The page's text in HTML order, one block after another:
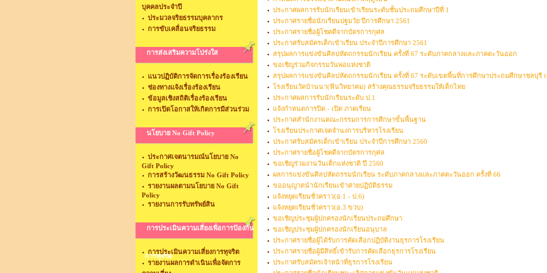
บุคคลประจำปี
ประมวลจริยธรรมบุคลากร
การขับเคลื่อนจริยธรรม
การส่งเสริมความโปร่งใส
แนวปฏิบัติการจัดการเรื่องร้องเรียน
ช่องทางแจ้งเรื่องร้องเรียน
ข้อมูลเชิงสถิติเรื่องร้องเรียน
การเปิดโอกาสให้เกิดการมีส่วนร่วม
นโยบาย No Gift Policy
ประกาศเจตนารมณ์นโยบาย No
Gift Policy
การสร้างวัฒนธรรม No Gift Policy
รายงานผลตามนโยบาย No Gift
Policy
รายงานการรับทรัพย์สิน
การประเมินความเสี่ยงเพื่อการป้องกัน
การทุจริต
การประเมินความเสี่ยงการทุจริต
รายงานผลการดำเนินเพื่อจัดการ
ประกาศผลการรับนักเรียนเข้าเรียนระดับชั้นประถมศึกษาปีที่ 1
ประกาศรายชื่อนักเรียนปฐมวัย ปีการศึกษา 2561
ประกาศรายชื่อผู้โชคดีจากบัตรการกุศล
ประกาศรับสมัครเด็กเข้าเรียน ประจำปีการศึกษา 2561
สรุปผลการแข่งขันศิลปหัตถกรรมนักเรียน ครั้งที่ 67 ระดับภาคกลางและภาคตะวันออก
ขอเชิญร่วมกิจกรรมวันพ่อแห่งชาติ
สรุปผลการแข่งขันศิลปหัตถกรรมนักเรียน ครั้งที่ 67 ระดับเขตพื้นที่การศึกษาประถมศึกษาชลบุรี
โรงเรียนวัดบ้านนา(ฟินวิทยาคม) สร้างคุณธรรมจริยธรรมให้เด็กไทย
ประกาศผลการรับนักเรียนระดับ ป.1
แจ้งกำหนดการปิด - เปิด ภาคเรียน
ประกาศสำนักงานคณะกรรมการการศึกษาขั้นพื้นฐาน
โรงเรียนประกาศเจตจำนงการบริหารโรงเรียน
ประกาศรับสมัครเด็กเข้าเรียน ประจำปีการศึกษา 2560
ประกาศรายชื่อผู้โชคดีจากบัตรการกุศล
ขอเชิญร่วมงานวันเด็กแห่งชาติ ปี 2560
ผลการแข่งขันศิลปหัตถรรมนักเรียน ระดับภาคกลางและภาคตะวันออก ครั้งที่ 66
ขออนุญาตนำนักเรียนเข้าค่ายปฏิบัติธรรม
แจ้งหยุดเรียนชั่วคราว(อ.1 - ป.6)
แจ้งหยุดเรียนชั่วคราว(อ.3 ขวบ)
ขอเชิญประชุมผู้ปกครองนักเรียนประถมศึกษา
ขอเชิญประชุมผู้ปกครองนักเรียนอนุบาล
ประกาศรายชื่อผู้ได้รับการคัดเลือกปฏิบัติงานธุรการโรงเรียน
ประกาศรายชื่อผู้มีสิทธิ์เข้ารับการคัดเลือกธุรการโรงเรียน
ประกาศรับสมัครเจ้าหน้าที่ธุรการโรงเรียน